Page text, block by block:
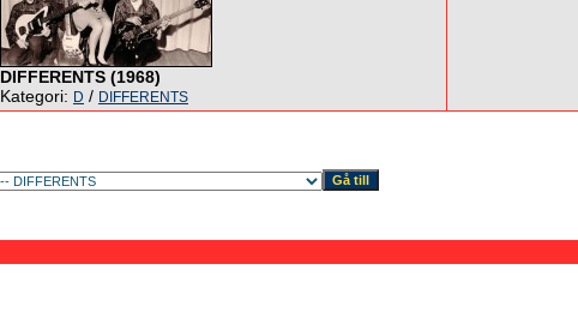
DIFFERENTS (1968)
Kategori: D / DIFFERENTS